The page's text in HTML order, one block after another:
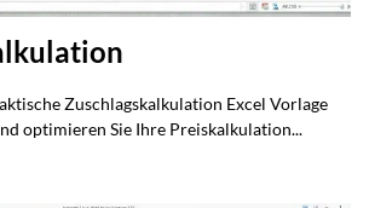
Zuschlagskalkulation Excel Vorlage
optimieren Sie Ihre Preiskalkulation...